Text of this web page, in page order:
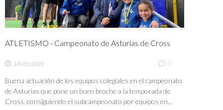
ATLETISMO - Campeonato de Asturias de Cross
18 feb 2020 0
Buena actuación de los equipos colegiales en el campeonato
de Asturias que pone un buen broche a la temporada de
Cross, consiguiendo el subcampeonato por equipos en...